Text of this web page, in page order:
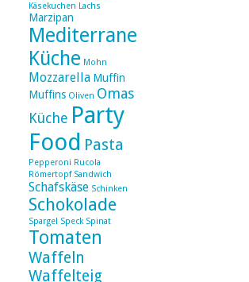
Käsekuchen Lachs
Marzipan
Mediterrane
Küche Mohn
Mozzarella Muffin
Muffins Oliven Omas
Küche Party
Food Pasta
Pepperoni Rucola
Römertopf Sandwich
Schafskäse Schinken
Schokolade
Spargel Speck Spinat
Tomaten
Waffeln
Waffelteig